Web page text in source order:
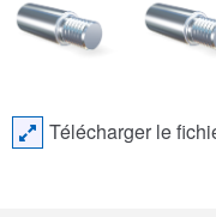
Télécharger le